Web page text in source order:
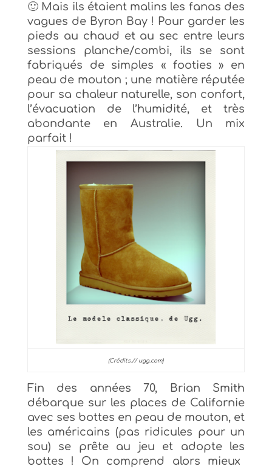
🙂 Mais ils étaient malins les fanas des
vagues de Byron Bay! Pour garder les
pieds au chaud et au sec entre leurs
sessions planche/combi, ils se sont
fabriqués de
simples « footies » en
peau de mouton ; une matière réputée
pour sa chaleur naturelle, son confort,
l’évacuation de l’humidité, ettrès
abondante en Australie. Un mix
parfait !
(Crédits.// ugg.com)
Fin des années 70,
Brian Smith
débarque sur les places de Californie
avec ses bottes en peau de mouton, et
les américains (pas ridicules pour un
sou) se prête au jeu et adopte les
bottes ! On comprend alors mieux